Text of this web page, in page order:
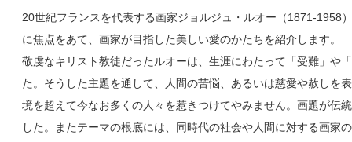
20世紀フランスを代表する画家ジョルジュ・ルオー（1871-1958
に焦点をあて、画家が目指した美しい愛のかたちを紹介します。
敬虔なキリスト教徒だったルオーは、生涯にわたって「受難」や
た。そうした主題を通して、人間の苦悩、あるいは慈愛や赦しを
境を超えて今なお多くの人々を惹きつけてやみません。画題が伝
した。またテーマの根底には、同時代の社会や人間に対する画家